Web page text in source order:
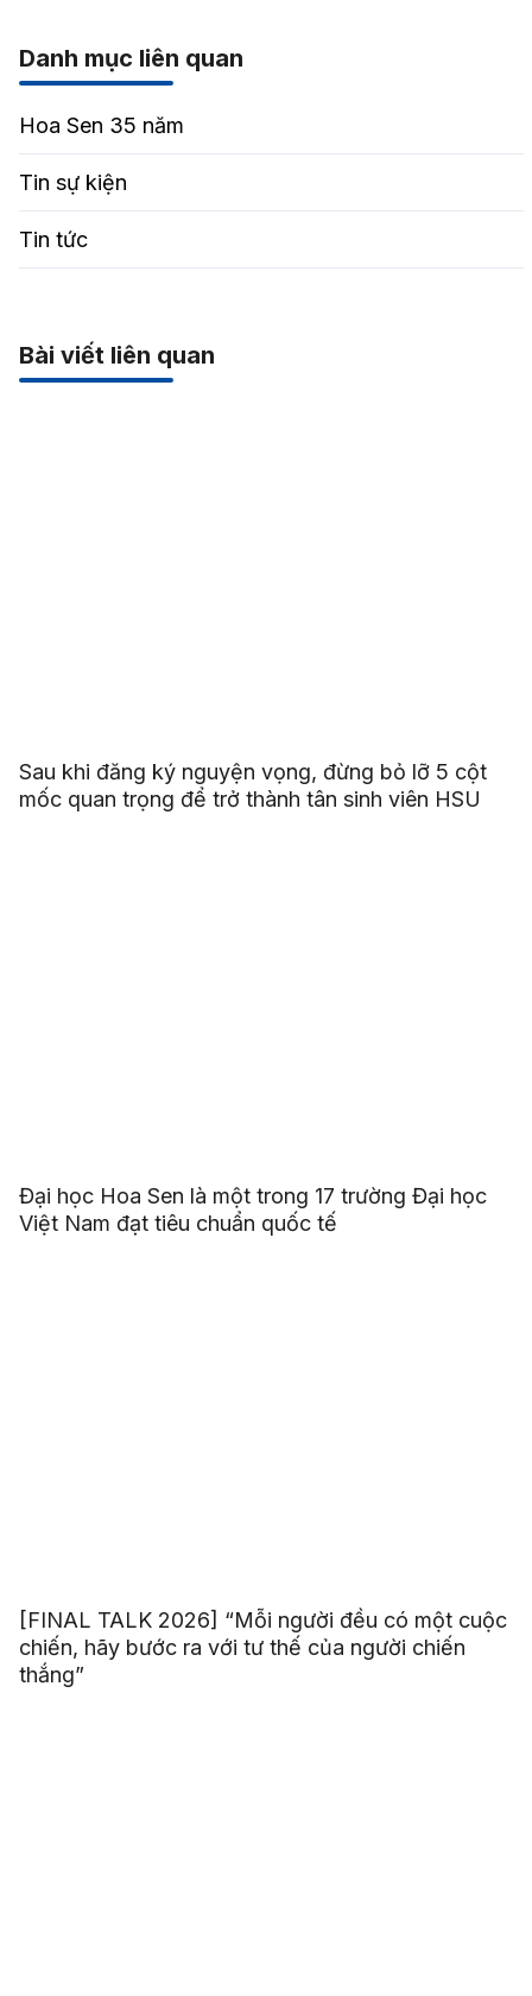
Danh mục liên quan
Hoa Sen 35 năm
Tin sự kiện
Tin tức
Bài viết liên quan
Sau khi đăng ký nguyện vọng, đừng bỏ lỡ 5 cột
mốc quan trọng để trở thành tân sinh viên HSU
Đại học Hoa Sen là một trong 17 trường Đại học
Việt Nam đạt tiêu chuẩn quốc tế
[FINAL TALK 2026] “Mỗi người đều có một cuộc
chiến, hãy bước ra với tư thế của người chiến
thắng”